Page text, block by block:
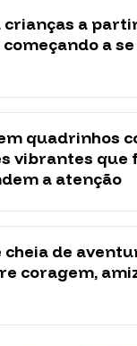
crianças a
a
quadrinhos
vibrantes que
a atenção
cheia de
coragem,